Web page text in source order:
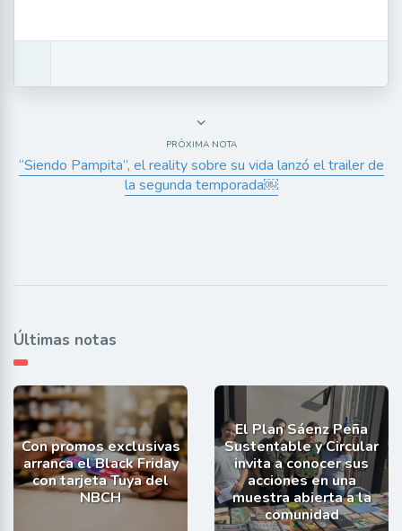
PRÓXIMA NOTA
“Siendo Pampita”, el reality sobre su vida lanzó el trailer de
la segunda temporada￼
Últimas notas
Con promos exclusivas
arranca el Black Friday
con tarjeta Tuya del
NBCH
El Plan Sáenz Peña
Sustentable y Circular
invita a conocer sus
acciones en una
muestra abierta a la
comunidad